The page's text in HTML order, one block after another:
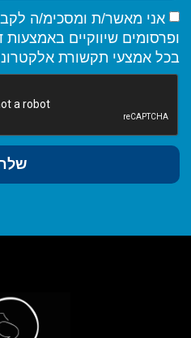
אני מאשר/ת ומסכימ/ה
בכל אמצעי תקשורת